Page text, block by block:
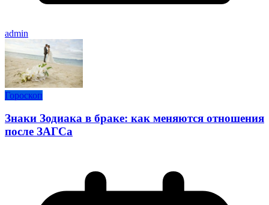
admin
Гороскоп
Знаки Зодиака в браке: как меняются отношения
после ЗАГСа